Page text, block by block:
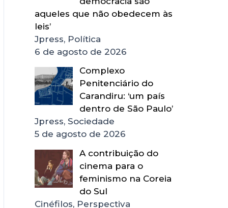
aqueles que não obedecem às
leis’
Jpress, Política
6 de agosto de 2026
Complexo
Penitenciário do
Carandiru: ‘um país
dentro de São Paulo’
Jpress, Sociedade
5 de agosto de 2026
A contribuição do
cinema para o
feminismo na Coreia
do Sul
Cinéfilos, Perspectiva